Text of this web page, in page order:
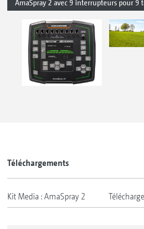
AmaSpray 2 avec 9 interrupteurs pour 9
Téléchargements
Kit Media : AmaSpray 2